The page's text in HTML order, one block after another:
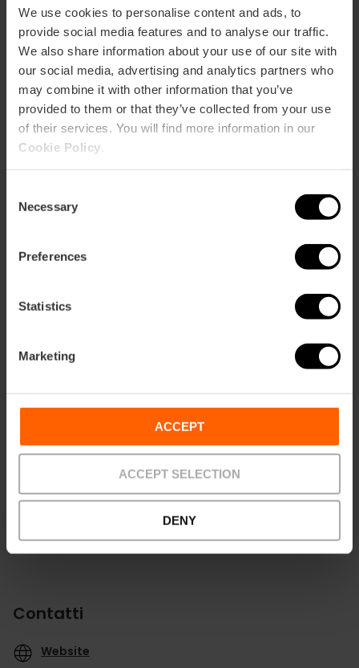
We use cookies to personalise content and ads, to
provide social media features and to analyse our traffic.
We also share information about your use of our site with
our social media, advertising and analytics partners who
may combine it with other information that you’ve
provided to them or that they’ve collected from your use
of their services. You will find more information in our
Cookie Policy
Selection
Necessary
Preferences
Statistics
Marketing
ACCEPT
ACCEPT SELECTION
DENY
35,
Calle Jerónimo de Monsoriú , 40 puerta Bajo 46022
València
Contatti
Website